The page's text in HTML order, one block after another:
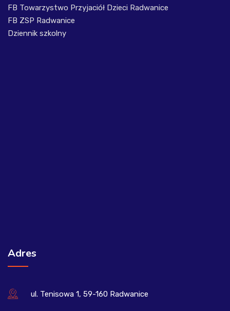
FB Towarzystwo Przyjaciół Dzieci Radwanice
FB ZSP Radwanice
Dziennik szkolny
Adres
ul. Tenisowa 1, 59-160 Radwanice